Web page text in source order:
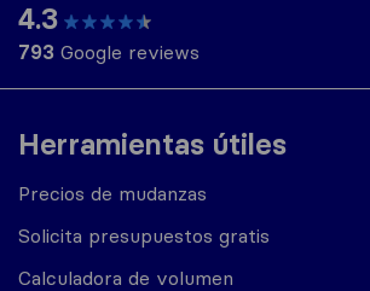
Herramientas útiles
Precios de mudanzas
Solicita presupuestos gratis
Calculadora de volumen
4.3
793 Google reviews